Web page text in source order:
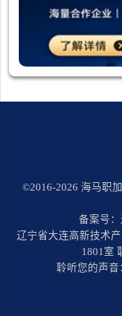
©2016-2026 海马职
备案号：
辽宁省大连高新技术
1801室
聆听您的声音